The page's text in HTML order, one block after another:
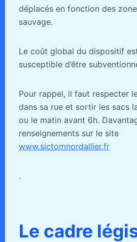
déplacés en fonction des
sauvage.
Le coût global du dispositif
susceptible d’être
Pour rappel, il faut respecter
dans sa rue et sortir les sacs
ou le matin avant 6h.
renseignements sur le site
www.sictomnordallier.fr
.
Le cadre